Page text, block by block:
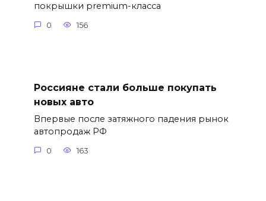
покрышки premium-класса
0 156
Россияне стали больше покупать
новых авто
Впервые после затяжного падения рынок
автопродаж РФ
0 163